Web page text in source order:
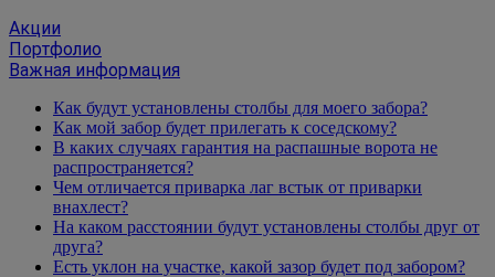
Акции
Портфолио
Важная информация
Как будут установлены столбы для моего забора?
Как мой забор будет прилегать к соседскому?
В каких случаях гарантия на распашные ворота не
распространяется?
Чем отличается приварка лаг встык от приварки
внахлест?
На каком расстоянии будут установлены столбы друг от
друга?
Есть уклон на участке, какой зазор будет под забором?